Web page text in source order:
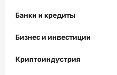
Банки и кредиты
Бизнес и инвестиции
Криптоиндустрия